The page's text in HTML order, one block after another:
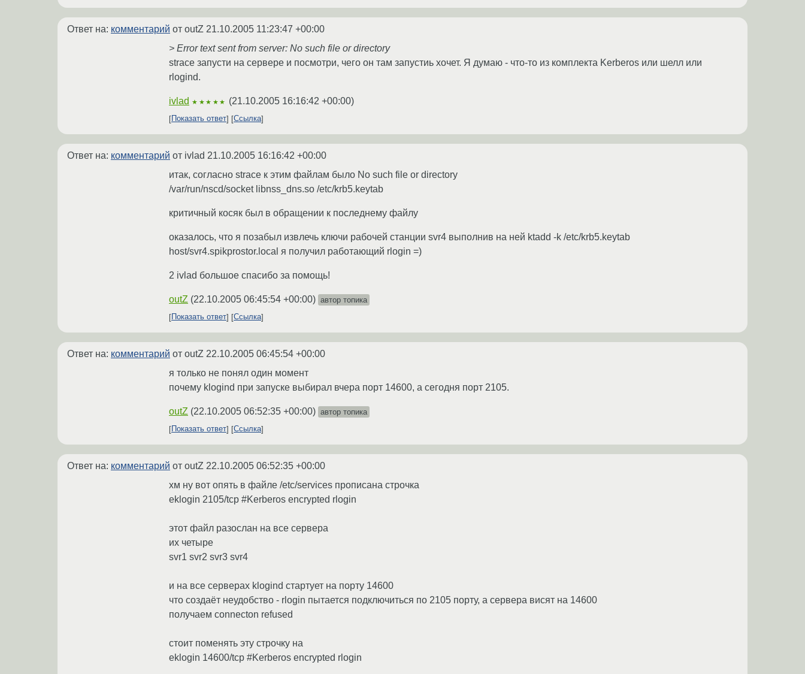
Ответ на: комментарий от outZ 21.10.2005 11:23:47 +00:00
> Error text sent from server: No such file or directory
strace запусти на сервере и посмотри, чего он там запустиь хочет. Я думаю - что-то из комплекта Kerberos или шелл или
rlogind.
ivlad ★★★★★ (21.10.2005 16:16:42 +00:00)
Показать ответ Ссылка
Ответ на: комментарий от ivlad 21.10.2005 16:16:42 +00:00
итак, согласно strace к этим файлам было No such file or directory
/var/run/nscd/socket libnss_dns.so /etc/krb5.keytab
критичный косяк был в обращении к последнему файлу
оказалось, что я позабыл извлечь ключи рабочей станции svr4 выполнив на ней ktadd -k /etc/krb5.keytab
host/svr4.spikprostor.local я получил работающий rlogin =)
2 ivlad большое спасибо за помощь!
outZ (22.10.2005 06:45:54 +00:00) автор топика
Показать ответ
Ссылка
Ответ на: комментарий от outZ 22.10.2005 06:45:54 +00:00
я только не понял один момент
почему klogind при запуске выбирал вчера порт 14600, а сегодня порт 2105.
outZ (22.10.2005 06:52:35 +00:00) автор топика
Показать ответ
Ссылка
Ответ на: комментарий от outZ 22.10.2005 06:52:35 +00:00
хм ну вот опять в файле /etc/services прописана строчка
eklogin 2105/tcp #Kerberos encrypted rlogin
этот файл разослан на все сервера
их четыре
svr1 svr2 svr3 svr4
и на все серверах klogind стартует на порту 14600
что создаёт неудобство - rlogin пытается подключиться по 2105 порту, а сервера висят на 14600
получаем connecton refused
стоит поменять эту строчку на
eklogin 14600/tcp #Kerberos encrypted rlogin